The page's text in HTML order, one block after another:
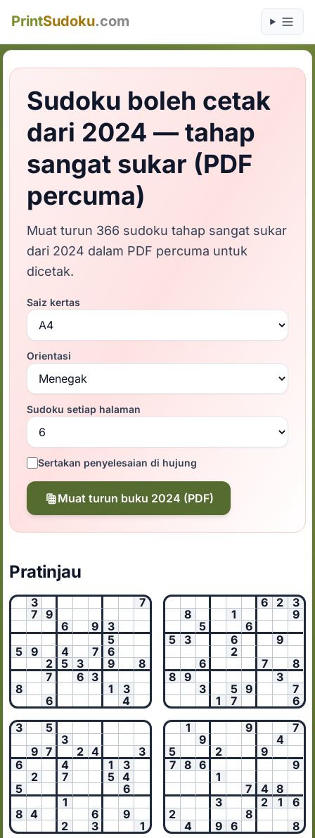
PrintSudoku.com
Sudoku boleh cetak
dari 2024 — tahap
sangat sukar (PDF
percuma)
Muat turun 366 sudoku tahap sangat sukar
dari 2024 dalam PDF percuma untuk
dicetak.
Saiz kertas
Orientasi
Sudoku setiap halaman
Sertakan penyelesaian di hujung
Muat turun buku 2024 (PDF)
Pratinjau
3
7
7 9
6
9
3
5
5
9 4 7
6
2
5 3 9
8
7
6 3
8
1
3
6
4
6 2
3
8
1
9
5
6
5
3 6
9
2
6
7
8
8
9
3
3
5 9
7
1
7
6
3
5
3
9 7 2 4
3
6
4 1
3
2
7 5 4
5
6
1
8 4 6
9
2
3 1
1 9
7
9
4
5
2
9
7
8 6
9
1
7
4 8
3
2 1
6
2
8
4
9 6
8